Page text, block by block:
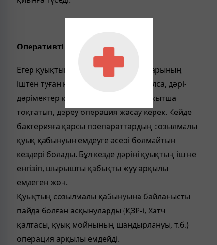
Оперативті ем
Егер қуықтың қабынуына зәр жолдарының
іштен туған кемістіктері себепші болса, дәрі-
дәрімектер көмегімен қабынуды уақытша
тоқтатып, дереу операция жасау керек. Кейде
бактерияға қарсы препараттардың созылмалы
қуық қабынуын емдеуге әсері болмайтын
кездері болады. Бұл кезде дәріні қуықтың ішіне
енгізіп, шырышты қабықты жуу арқылы
емдеген жөн.
Қуықтың созылмалы қабынуына байланысты
пайда болған асқынуларды (ҚЗР-і, Хатч
қалтасы, қуық мойнының шандырлануы, т.б.)
операция арқылы емдейді.